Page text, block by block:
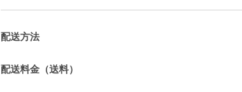
配送方法
配送料金（送料）